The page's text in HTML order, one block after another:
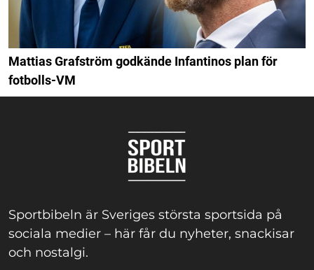
Mattias Grafström godkände Infantinos plan för
fotbolls-VM
Sportbibeln är Sveriges största sportsida på
sociala medier – här får du nyheter, snackisar
och nostalgi.